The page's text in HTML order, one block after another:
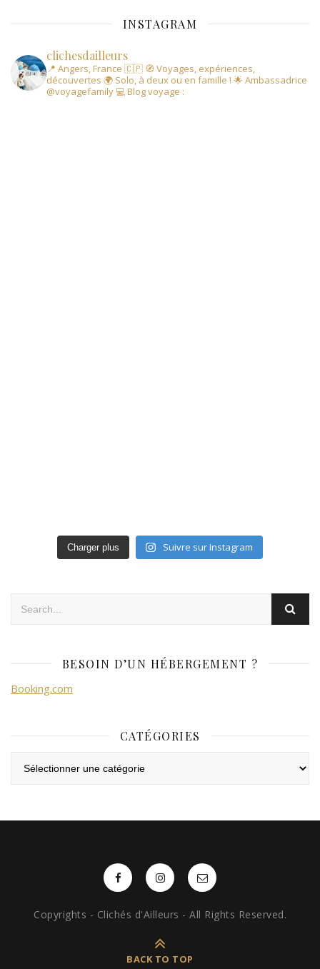
INSTAGRAM
clichesdailleurs
📍 Angers, France 🇨🇵 🧭 Voyages, expériences,
découvertes 🌍 Solo, à deux ou en famille ! 🌟 Ambassadrice
@voyagefamily 💻 Blog voyage :
Charger plus Suivre sur Instagram
BESOIN D’UN HÉBERGEMENT ?
Booking.com
CATÉGORIES
Copyrights - Clichés d'Ailleurs - All Rights Reserved.
BACK TO TOP